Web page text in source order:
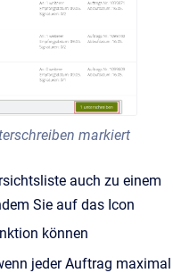
markiert
auch zu einem
Sie auf das Icon
können
jeder Auftrag maximal